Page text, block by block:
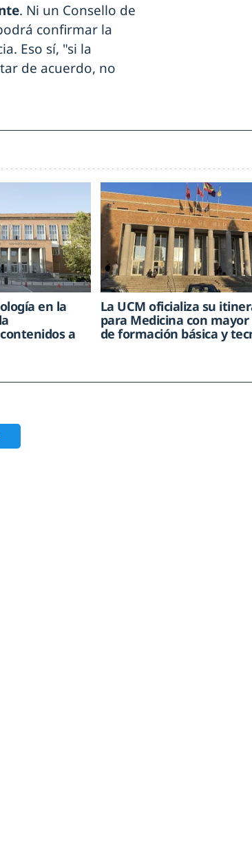
. Ni un Consello de
confirmar la
Eso sí, "si la
de acuerdo, no
en la
a
La UCM oficializa su
para Medicina con mayor
de formación básica y